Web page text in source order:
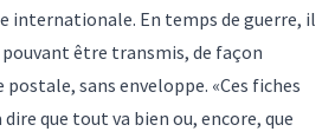
internationale. En temps de guerre, il
être transmis, de façon
sans enveloppe. «Ces fiches
que tout va bien ou, encore, que